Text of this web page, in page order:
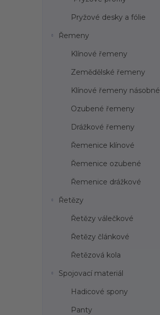
Pryžové desky a fólie
Řemeny
Klínové řemeny
Zemědělské řemeny
Klínové řemeny násobné
Ozubené řemeny
Drážkové řemeny
Řemenice klínové
Řemenice ozubené
Řemenice drážkové
Řetězy
Řetězy válečkové
Řetězy článkové
Řetězová kola
Spojovací materiál
Hadicové spony
Panty